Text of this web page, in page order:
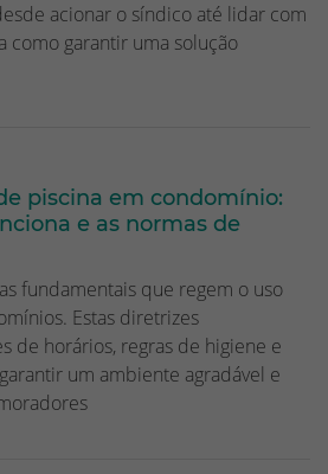
acionar o síndico até lidar com
como garantir uma solução
piscina em condomínio:
e as normas de
fundamentais que regem o uso
Estas diretrizes
de horários, regras de higiene e
um ambiente agradável e